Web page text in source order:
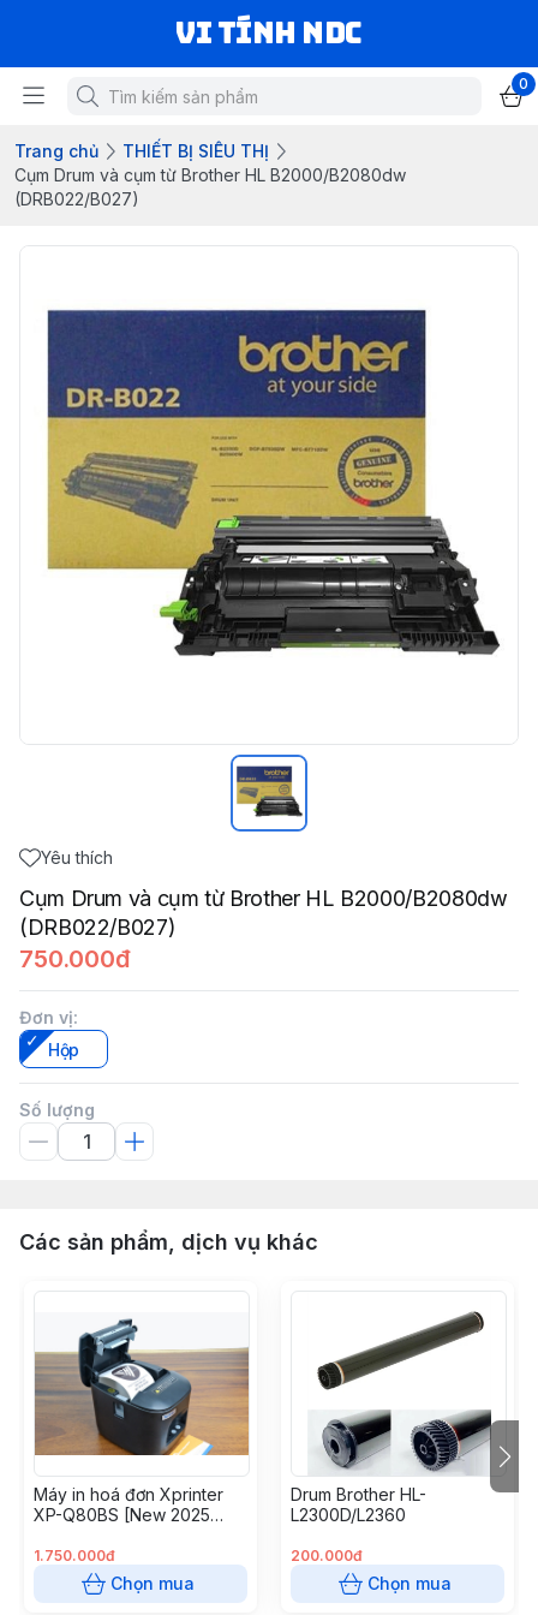
VI TÍNH NDC
0
Trang chủ
THIẾT BỊ SIÊU THỊ
Cụm Drum và cụm từ Brother HL B2000/B2080dw
(DRB022/B027)
Yêu thích
Cụm Drum và cụm từ Brother HL B2000/B2080dw
(DRB022/B027)
750.000đ
Đơn vị:
Hộp
Số lượng
Các sản phẩm, dịch vụ khác
Máy in hoá đơn Xprinter
XP-Q80BS [New 2025
1.750.000đ
Chọn mua
Drum Brother HL-
L2300D/L2360
200.000đ
Chọn mua